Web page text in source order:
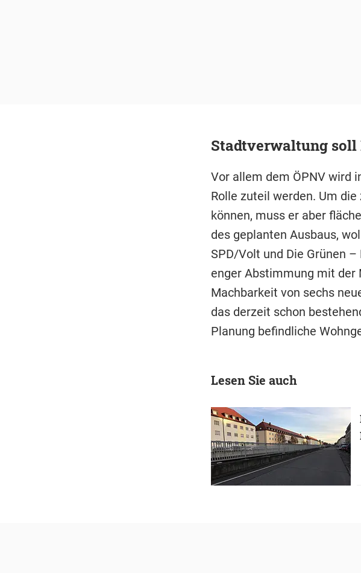
Stadtverwaltung
Vor allem dem ÖPNV wird
Rolle zuteil werden. Um
können, muss er aber
des geplanten Ausbaus,
SPD/Volt und Die Grünen
enger Abstimmung mit der
Machbarkeit von sechs
das derzeit schon
Planung befindliche
Lesen Sie auch